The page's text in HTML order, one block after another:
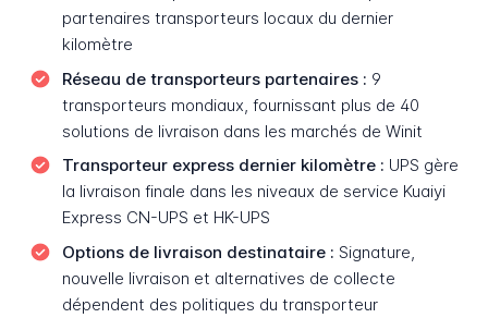
partenaires transporteurs locaux du dernier
kilomètre
Réseau de transporteurs partenaires : 9
transporteurs mondiaux, fournissant plus de 40
solutions de livraison dans les marchés de Winit
Transporteur express dernier kilomètre : UPS gère
la livraison finale dans les niveaux de service Kuaiyi
Express CN-UPS et HK-UPS
Options de livraison destinataire : Signature,
nouvelle livraison et alternatives de collecte
dépendent des politiques du transporteur